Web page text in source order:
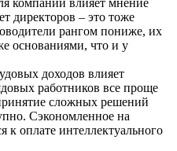
компании влияет мнение
директоров – это тоже
рангом пониже, их
основаниями, что и у
доходов влияет
работников все проще
сложных решений
Сэкономленное на
к оплате интеллектуального